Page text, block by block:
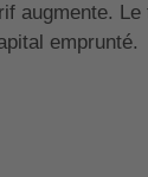
augmente.
emprunté.